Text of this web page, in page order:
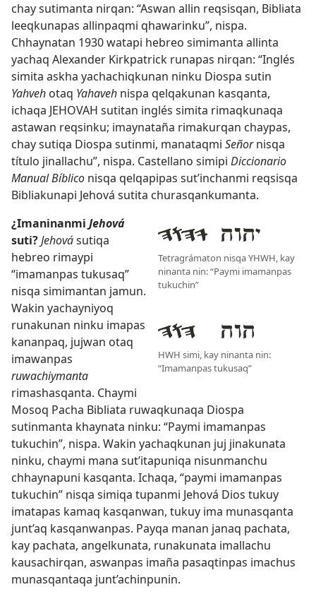
chay sutimanta nirqan: “Aswan allin reqsisqan, Bibliata
leeqkunapas allinpaqmi qhawarinku”, nispa.
Chhaynatan 1930 watapi hebreo simimanta allinta
yachaq Alexander Kirkpatrick runapas nirqan: “Inglés
simita askha yachachiqkunan ninku Diospa sutin
Yahveh otaq Yahaveh nispa qelqakunan kasqanta,
ichaqa JEHOVAH sutitan inglés simita rimaqkunaqa
astawan reqsinku; imaynataña rimakurqan chaypas,
chay sutiqa Diospa sutinmi, manataqmi Señornisqa
título jinallachu”, nispa. Castellano simipi Diccionario
Manual Bíblico nisqa qelqapipas sut’inchanmi reqsisqa
Bibliakunapi Jehová sutita churasqankumanta.
Tetragrámaton nisqa YHWH, kay
ninanta nin: “Paymi imamanpas
tukuchin”
HWH simi, kay ninanta nin:
“Imamanpas tukusaq”
¿Imaninanmi Jehová
suti?Jehovásutiqa
hebreo rimaypi
“imamanpas tukusaq”
nisqa simimantan jamun.
Wakin yachayniyoq
runakunan ninku imapas
kananpaq, jujwan otaq
imawanpas
ruwachiymanta
rimashasqanta. Chaymi
Mosoq Pacha Bibliata ruwaqkunaqa Diospa
sutinmanta khaynata ninku: “Paymi imamanpas
tukuchin”, nispa. Wakin yachaqkunan juj jinakunata
ninku, chaymi mana sut’itapuniqa nisunmanchu
chhaynapuni kasqanta. Ichaqa, “paymi imamanpas
tukuchin” nisqa simiqa tupanmi Jehová Dios tukuy
imatapas kamaq kasqanwan, tukuy ima munasqanta
junt’aq kasqanwanpas. Payqa manan janaq pachata,
kay pachata, angelkunata, runakunata imallachu
kausachirqan, aswanpas imaña pasaqtinpas imachus
munasqantaqa junt’achinpunin.